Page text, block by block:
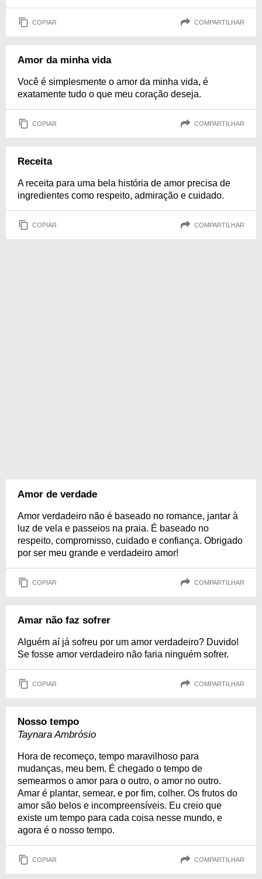
COPIAR COMPARTILHAR
Amor da minha vida
Você é simplesmente o amor da minha vida, é
exatamente tudo o que meu coração deseja.
COPIAR COMPARTILHAR
Receita
A receita para uma bela história de amor precisa de
ingredientes como respeito, admiração e cuidado.
COPIAR COMPARTILHAR
Amor de verdade
Amor verdadeiro não é baseado no romance, jantar à
luz de vela e passeios na praia. É baseado no
respeito, compromisso, cuidado e confiança. Obrigado
por ser meu grande e verdadeiro amor!
COPIAR COMPARTILHAR
Amar não faz sofrer
Alguém aí já sofreu por um amor verdadeiro? Duvido!
Se fosse amor verdadeiro não faria ninguém sofrer.
COPIAR COMPARTILHAR
Nosso tempo
Taynara Ambrósio
Hora de recomeço, tempo maravilhoso para
mudanças, meu bem. É chegado o tempo de
semearmos o amor para o outro, o amor no outro.
Amar é plantar, semear, e por fim, colher. Os frutos do
amor são belos e incompreensíveis. Eu creio que
existe um tempo para cada coisa nesse mundo, e
agora é o nosso tempo.
COPIAR COMPARTILHAR